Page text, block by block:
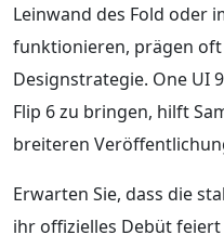
Leinwand des Fold oder
funktionieren, prägen
Designstrategie. One UI
Flip 6 zu bringen, hilft
breiteren
Erwarten Sie, dass die
ihr offizielles Debüt